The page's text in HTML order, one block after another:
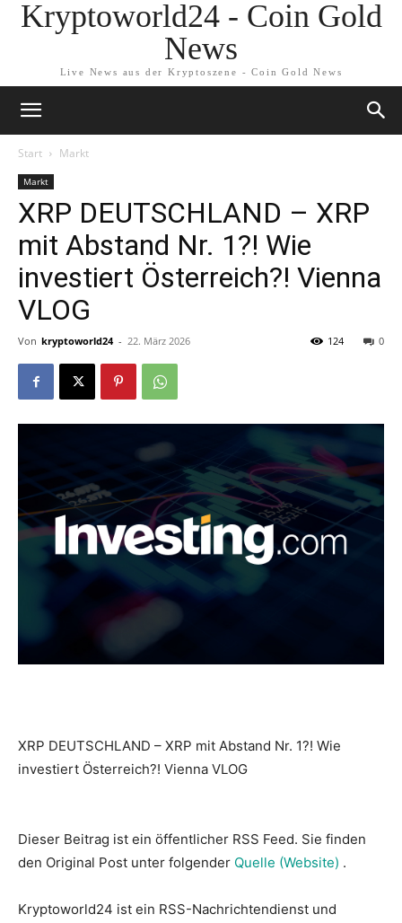
Kryptoworld24 - Coin Gold
News
Live News aus der Kryptoszene - Coin Gold News
Start Markt
Markt
XRP DEUTSCHLAND – XRP
mit Abstand Nr. 1?! Wie
investiert Österreich?! Vienna
VLOG
Von kryptoworld24 - 22. März 2026 0
124
XRP DEUTSCHLAND – XRP mit Abstand Nr. 1?! Wie
investiert Österreich?! Vienna VLOG
Dieser Beitrag ist ein öffentlicher RSS Feed. Sie finden
den Original Post unter folgender Quelle (Website) .
Kryptoworld24 ist ein RSS-Nachrichtendienst und